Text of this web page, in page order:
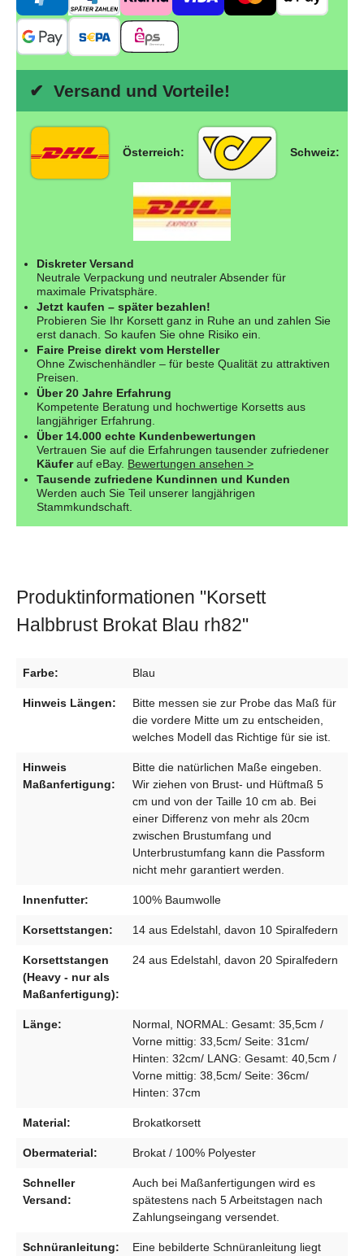
✔ Versand und Vorteile!
Österreich: Schweiz:
Diskreter Versand
Neutrale Verpackung und neutraler Absender für
maximale Privatsphäre.
Jetzt kaufen – später bezahlen!
Probieren Sie Ihr Korsett ganz in Ruhe an und zahlen Sie
erst danach. So kaufen Sie ohne Risiko ein.
Faire Preise direkt vom Hersteller
Ohne Zwischenhändler – für beste Qualität zu attraktiven
Preisen.
Über 20 Jahre Erfahrung
Kompetente Beratung und hochwertige Korsetts aus
langjähriger Erfahrung.
Über 14.000 echte Kundenbewertungen
Vertrauen Sie auf die Erfahrungen tausender zufriedener
Käuferauf eBay. Bewertungen ansehen >
Tausende zufriedene Kundinnen und Kunden
Werden auch Sie Teil unserer langjährigen
Stammkundschaft.
Produktinformationen "Korsett
Halbbrust Brokat Blau rh82"
Farbe: Blau
Hinweis Längen:
Bitte messen sie zur Probe das Maß für
die vordere Mitte um zu entscheiden,
welches Modell das Richtige für sie ist.
Hinweis
Maßanfertigung:
Bitte die natürlichen Maße eingeben.
Wir ziehen von Brust- und Hüftmaß 5
cm und von der Taille 10 cm ab. Bei
einer Differenz von mehr als 20cm
zwischen Brustumfang und
Unterbrustumfang kann die Passform
nicht mehr garantiert werden.
Innenfutter: 100% Baumwolle
Korsettstangen: 14 aus Edelstahl, davon 10 Spiralfedern
Korsettstangen
(Heavy - nur als
Maßanfertigung):
24 aus Edelstahl, davon 20 Spiralfedern
Länge:
Normal, NORMAL: Gesamt: 35,5cm /
Vorne mittig: 33,5cm/ Seite: 31cm/
Hinten: 32cm/ LANG: Gesamt: 40,5cm /
Vorne mittig: 38,5cm/ Seite: 36cm/
Hinten: 37cm
Material: Brokatkorsett
Obermaterial: Brokat / 100% Polyester
Schneller
Versand:
Auch bei Maßanfertigungen wird es
spätestens nach 5 Arbeitstagen nach
Zahlungseingang versendet.
Schnüranleitung:
Eine bebilderte Schnüranleitung liegt